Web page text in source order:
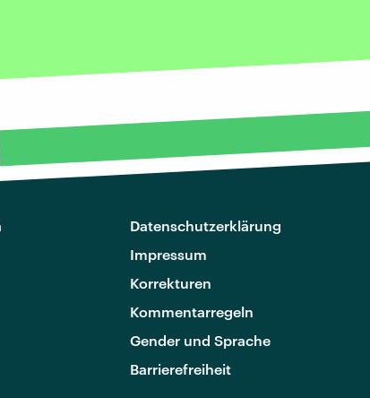
Datenschutzerklärung
Impressum
Korrekturen
Kommentarregeln
Gender und Sprache
Barrierefreiheit